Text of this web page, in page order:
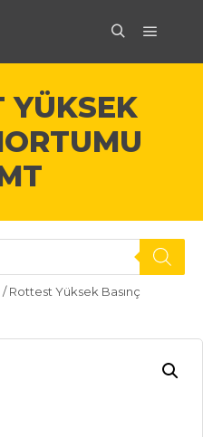
YÜKSEK
/ Rottest Yüksek Basınç